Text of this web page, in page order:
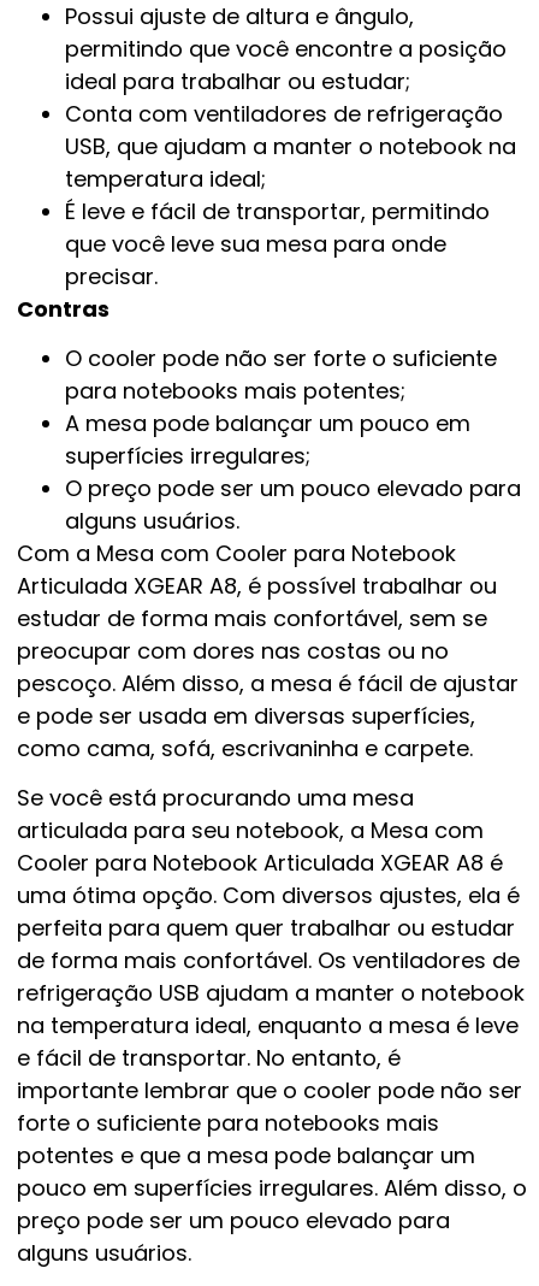
Possui ajuste de altura e ângulo,
permitindo que você encontre a posição
ideal para trabalhar ou estudar;
Conta com ventiladores de refrigeração
USB, que ajudam a manter o notebook na
temperatura ideal;
É leve e fácil de transportar, permitindo
que você leve sua mesa para onde
precisar.
Contras
O cooler pode não ser forte o suficiente
para notebooks mais potentes;
A mesa pode balançar um pouco em
superfícies irregulares;
O preço pode ser um pouco elevado para
alguns usuários.
Com a Mesa com Cooler para Notebook
Articulada XGEAR A8, é possível trabalhar ou
estudar de forma mais confortável, sem se
preocupar com dores nas costas ou no
pescoço. Além disso, a mesa é fácil de ajustar
e pode ser usada em diversas superfícies,
como cama, sofá, escrivaninha e carpete.
Se você está procurando uma mesa
articulada para seu notebook, a Mesa com
Cooler para Notebook Articulada XGEAR A8 é
uma ótima opção. Com diversos ajustes, ela é
perfeita para quem quer trabalhar ou estudar
de forma mais confortável. Os ventiladores de
refrigeração USB ajudam a manter o notebook
na temperatura ideal, enquanto a mesa é leve
e fácil de transportar. No entanto, é
importante lembrar que o cooler pode não ser
forte o suficiente para notebooks mais
potentes e que a mesa pode balançar um
pouco em superfícies irregulares. Além disso, o
preço pode ser um pouco elevado para
alguns usuários.